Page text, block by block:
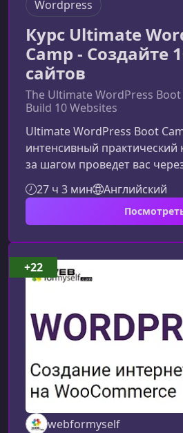
Wordpress
Курс Ultimate
Camp - Создайте
сайтов
The Ultimate WordPress
Build 10 Websites
Ultimate WordPress Boot
интенсивный практический
за шагом проведет вас
полностью рабочих
Материал ориентирован на
также подойдет тем, кто
современные плагины и
сайты профессионального
включает курсВы освоите
популярными
27 ч 3 мин Английский
webformyself
+22